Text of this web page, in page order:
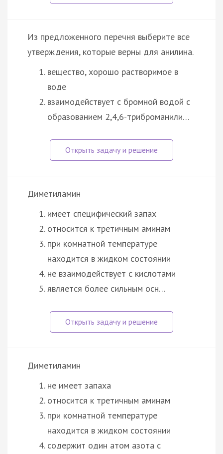
Из предложенного перечня выберите все
утверждения, которые верны для анилина.
вещество, хорошо растворимое в
воде
взаимодействует с бромной водой с
образованием 2,4,6-триброманили…
Диметиламин
имеет специфический запах
относится к третичным аминам
при комнатной температуре
находится в жидком состоянии
не взаимодействует с кислотами
является более сильным осн…
Диметиламин
не имеет запаха
относится к третичным аминам
при комнатной температуре
находится в жидком состоянии
содержит один атом азота с